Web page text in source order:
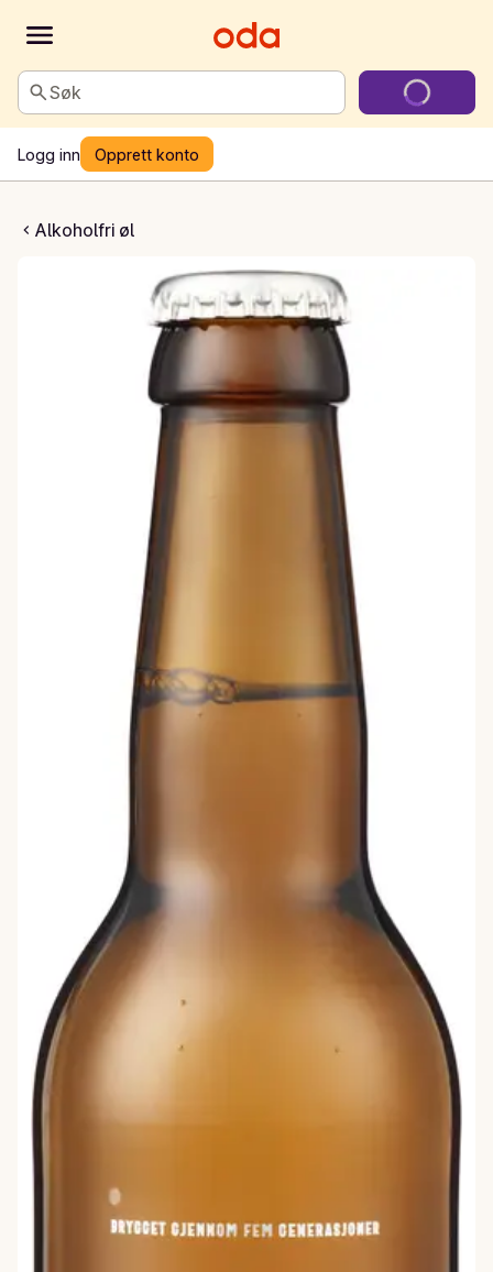
Søk
Logg inn Opprett konto
Alkoholfri øl
Lys lager